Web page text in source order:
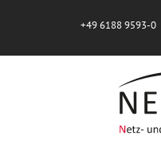
+49 6188 9593-0